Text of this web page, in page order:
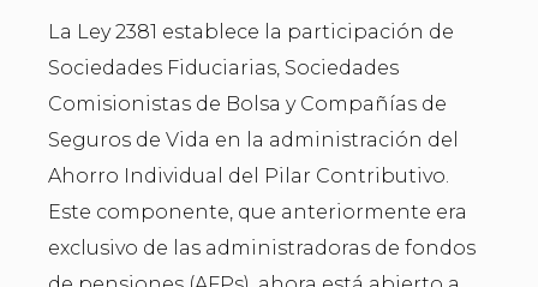
La Ley 2381 establece la participación de
Sociedades Fiduciarias, Sociedades
Comisionistas de Bolsa y Compañías de
Seguros de Vida en la administración del
Ahorro Individual del Pilar Contributivo.
Este componente, que anteriormente era
exclusivo de las administradoras de fondos